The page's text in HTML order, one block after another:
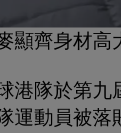
顯齊身材高
港隊於第
運動員被落